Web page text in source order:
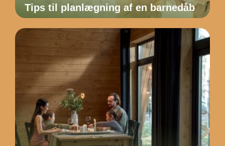
Tips til planlægning af en barnedåb